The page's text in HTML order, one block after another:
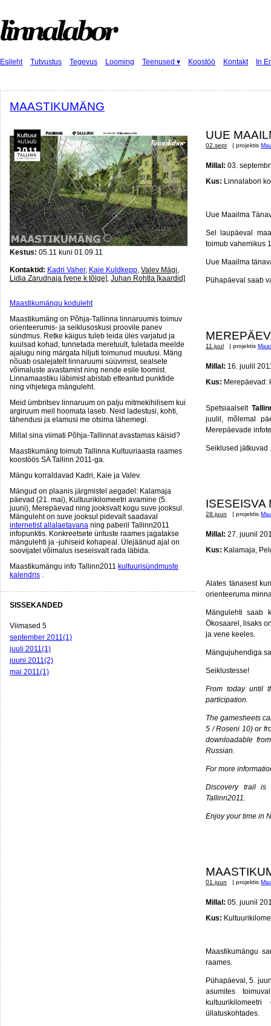
Esileht Tutvustus Tegevus Looming Teenused ▾ Koostöö Kontakt In
MAASTIKUMÄNG
Kestus: 05.11 kuni 01.09.11
Kontaktid: Kadri Vaher, Kaie Kuldkepp, Valev Mägi,
Lidia Zarudnaja [vene k tõlge], Juhan Rohtla [kaardid]
Maastikumängu koduleht
Maastikumäng on Põhja-Tallinna linnaruumis toimuv
orienteerumis- ja seiklusoskusi proovile panev
sündmus. Retke käigus tuleb leida üles varjatud ja
kuulsad kohad, tunnetada meretuult, tuletada meelde
ajalugu ning märgata hiljuti toimunud muutusi. Mäng
nõuab osalejatelt linnaruumi süüvimist, sealsete
võimaluste avastamist ning nende esile toomist.
Linnamaastiku läbimist abistab etteantud punktide
ning vihjetega mänguleht.
Meid ümbritsev linnaruum on palju mitmekihilisem kui
argiruum meil hoomata laseb. Neid ladestusi, kohti,
tähendusi ja elamusi me otsima lähemegi.
Millal sina viimati Põhja-Tallinnat avastamas käisid?
Maastikumäng toimub Tallinna Kultuuriaasta raames
koostöös SA Tallinn 2011-ga.
Mängu korraldavad Kadri, Kaie ja Valev.
Mängud on plaanis järgmistel aegadel: Kalamaja
päevad (21. mai), Kultuurikilomeetri avamine (5.
juuni), Merepäevad ning jooksvalt kogu suve jooksul.
Mänguleht on suve jooksul pidevalt saadaval
internetist allalaetavana ning paberil Tallinn2011
infopunktis. Konkreetsete ürituste raames jagatakse
mängulehti ja -juhiseid kohapeal. Ülejäänud ajal on
soovijatel võimalus iseseisvalt rada läbida.
Maastikumängu info Tallinn2011 kultuurisündmuste
kalendris .
SISSEKANDED
Viimased 5
september 2011(1)
juuli 2011(1)
juuni 2011(2)
mai 2011(1)
UUE
02.sept | projektis
Millal: 03.
Kus: Linnalabori
Uue Maailma
Sel laupäeval
toimub vahemikus
Uue Maailma
Pühapäeval saab
11.juul | projektis
Millal: 16. juulil
Kus: Merepäevad:
Spetsiaalselt
juulil, mõlemal
Merepäevade
Seiklused jätkuvad
ISESEISVA
28.juun | projektis
Millal: 27. juunil
Kus: Kalamaja,
Alates tänasest
orienteeruma
Mängulehti saab
Ökosaarel, lisaks
ja vene keeles.
Mängujuhendiga
Seiklustesse!
From today until
participation.
The gamesheets
5 / Roseni 10) or
downloadable
Russian.
For more
Discovery trail is
Tallinn2011.
Enjoy your time in
01.juun | projektis
Millal: 05. juunil
Kus:
Maastikumängu
raames.
Pühapäeval, 5.
asumites
üllatuskohtades.